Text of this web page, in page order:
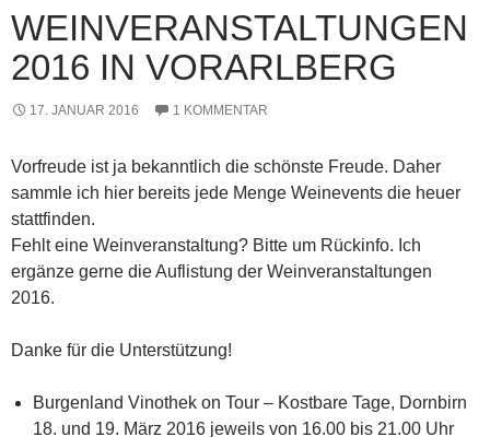
WEINVERANSTALTUNGEN
2016 IN VORARLBERG
17. JANUAR 2016 1 KOMMENTAR
Vorfreude ist ja bekanntlich die schönste Freude. Daher
sammle ich hier bereits jede Menge Weinevents die heuer
stattfinden.
Fehlt eine Weinveranstaltung? Bitte um Rückinfo. Ich
ergänze gerne die Auflistung der Weinveranstaltungen
2016.
Danke für die Unterstützung!
Burgenland Vinothek on Tour – Kostbare Tage, Dornbirn
18. und 19. März 2016 jeweils von 16.00 bis 21.00 Uhr